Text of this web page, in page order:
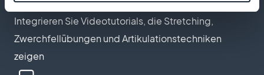
Integrieren Sie Videotutorials, die Stretching,
Zwerchfellübungen und Artikulationstechniken
zeigen